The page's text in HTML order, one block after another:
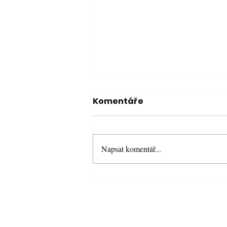
Komentáře
Napsat komentář...